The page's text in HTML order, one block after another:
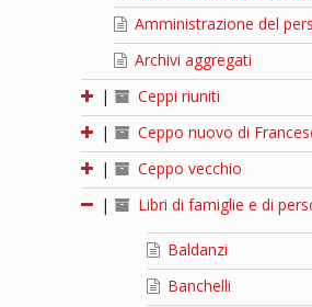
Amministrazione del
Archivi aggregati
|
Ceppi riuniti
|
Ceppo nuovo di
|
Ceppo vecchio
|
Libri di famiglie e di
Baldanzi
Banchelli